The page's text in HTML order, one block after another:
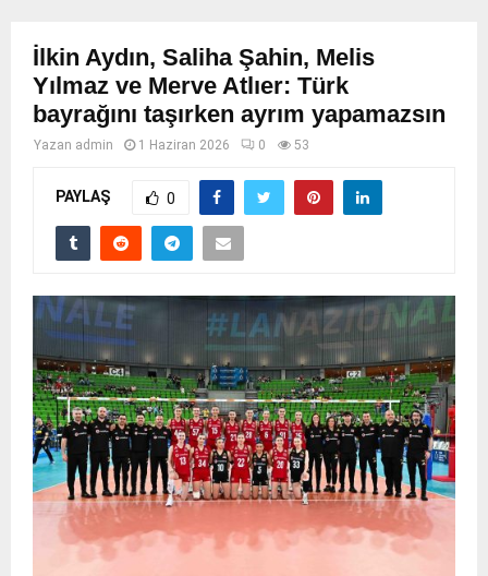
İlkin Aydın, Saliha Şahin, Melis
Yılmaz ve Merve Atlıer: Türk
bayrağını taşırken ayrım yapamazsın
Yazan admin 1 Haziran 2026 0 53
PAYLAŞ 0